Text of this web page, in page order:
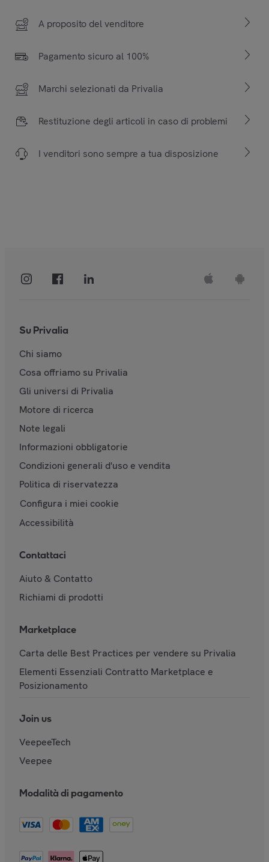
A proposito del venditore
Pagamento sicuro al 100%
Marchi selezionati da Privalia
Restituzione degli articoli in caso di problemi
I venditori sono sempre a tua disposizione
Su Privalia
Chi siamo
Cosa offriamo su Privalia
Gli universi di Privalia
Motore di ricerca
Note legali
Informazioni obbligatorie
Condizioni generali d'uso e vendita
Politica di riservatezza
Configura i miei cookie
Accessibilità
Contattaci
Aiuto & Contatto
Richiami di prodotti
Marketplace
Carta delle Best Practices per vendere su Privalia
Elementi Essenziali Contratto Marketplace e
Posizionamento
Join us
VeepeeTech
Veepee
Modalità di pagamento